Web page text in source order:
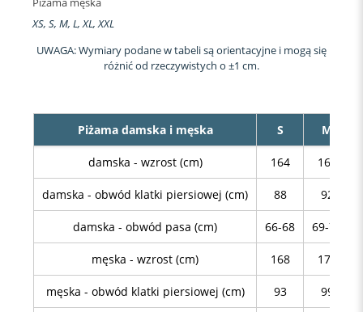
XS, S, M, L, XL, XXL
UWAGA: Wymiary podane w tabeli są orientacyjne i mogą się
różnić od rzeczywistych o ±1 cm.
Piżama damska i męska S M
damska - wzrost (cm) 164 168
damska - obwód klatki piersiowej (cm) 88 92
damska - obwód pasa (cm) 66-68 69-72
męska - wzrost (cm) 168 176
męska - obwód klatki piersiowej (cm) 93 99